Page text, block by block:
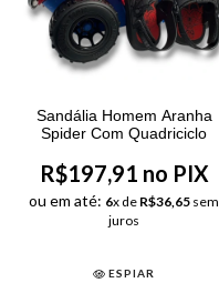
Sandália Homem Aranha
Spider Com Quadriciclo
R$197,91 no PIX
ou em até: 6x de R$36,65 sem
juros
ESPIAR